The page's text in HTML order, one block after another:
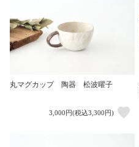
丸マグカップ 陶器 松波曜子
3,000円(税込3,300円)